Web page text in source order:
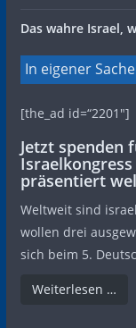
Das wahre Israel,
In eigener Sache
[the_ad id=“2201″]
Jetzt spenden
präsentiert
Weltweit sind
wollen drei
sich beim 5.
Weiterlesen …